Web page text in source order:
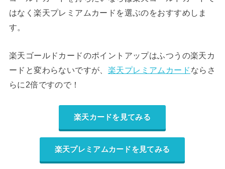
はなく楽天プレミアムカードを選ぶのをおすすめしま
す。
楽天ゴールドカードのポイントアップはふつうの楽天カ
ードと変わらないですが、 楽天プレミアムカード ならさ
らに2倍ですので！
楽天カードを見てみる
楽天プレミアムカードを見てみる